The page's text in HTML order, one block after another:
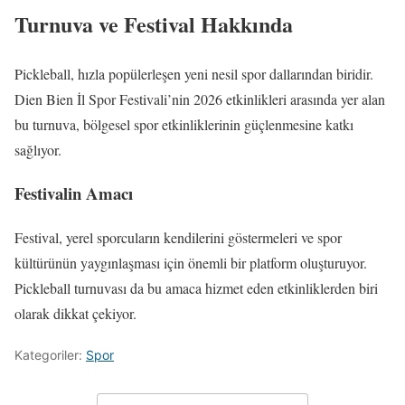
Turnuva ve Festival Hakkında
Pickleball, hızla popülerleşen yeni nesil spor dallarından biridir.
Dien Bien İl Spor Festivali’nin 2026 etkinlikleri arasında yer alan
bu turnuva, bölgesel spor etkinliklerinin güçlenmesine katkı
sağlıyor.
Festivalin Amacı
Festival, yerel sporcuların kendilerini göstermeleri ve spor
kültürünün yaygınlaşması için önemli bir platform oluşturuyor.
Pickleball turnuvası da bu amaca hizmet eden etkinliklerden biri
olarak dikkat çekiyor.
Kategoriler: Spor